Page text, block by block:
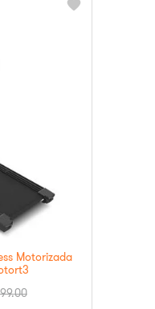
Motorizada
.00